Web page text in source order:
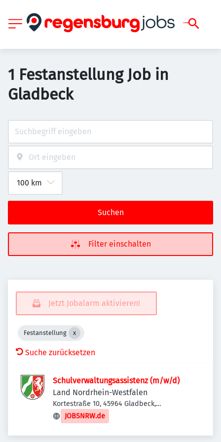
1 Festanstellung Job in
Gladbeck
Suchen
Filter einschalten
Jetzt Jobalarm aktivieren!
Festanstellung
Suche zurücksetzen
Schulverwaltungsassistenz (m/w/d)
Land Nordrhein-Westfalen
Kortestraße 10, 45964 Gladbeck,
Deutschland
JOBSNRW.de